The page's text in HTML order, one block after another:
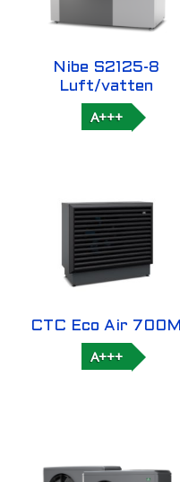
Nibe S2125-8
Luft/vatten
A+++
CTC Eco Air 700M
A+++